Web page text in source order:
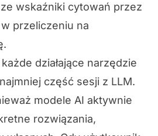
wskaźniki cytowań przez
przeliczeniu na
działające narzędzie
część sesji z LLM.
modele AI aktywnie
rozwiązania,